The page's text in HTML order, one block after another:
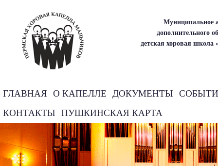
Муниципальное
дополнительного
детская хоровая школа
ГЛАВНАЯ О КАПЕЛЛЕ ДОКУМЕНТЫ
КОНТАКТЫ
ПУШКИНСКАЯ КАРТА